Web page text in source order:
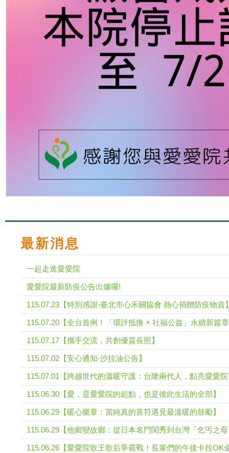
最新消息
一起走進愛愛院
愛愛院最新防疫公告出爐囉!
115.07.23【特別感謝-臺北市心禾關協會 熱心捐贈防疫物資
115.07.20【全台首例！「環評抵換 × 社福公益」永續新篇
115.07.17【攜手交流，共創優質長照】
115.07.02【安心通知-沙拉油公告】
115.07.01【跨越世代的溫暖守護：台隆兩代人，點亮愛愛
115.06.30【愛，是愛愛院的起點，也是彼此生活的全部】
115.06.29【暖心樂章：當純真的音符遇見最溫暖的鼓勵】
115.06.29【他鄉變故鄉：從日本名門閨秀到台灣「乞丐之
115.06.26【愛愛院歌王歌后爭霸戰！長輩們的午後卡拉OK